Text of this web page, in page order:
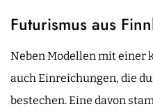
Futurismus aus
Neben Modellen mit einer
auch Einreichungen, die
bestechen. Eine davon